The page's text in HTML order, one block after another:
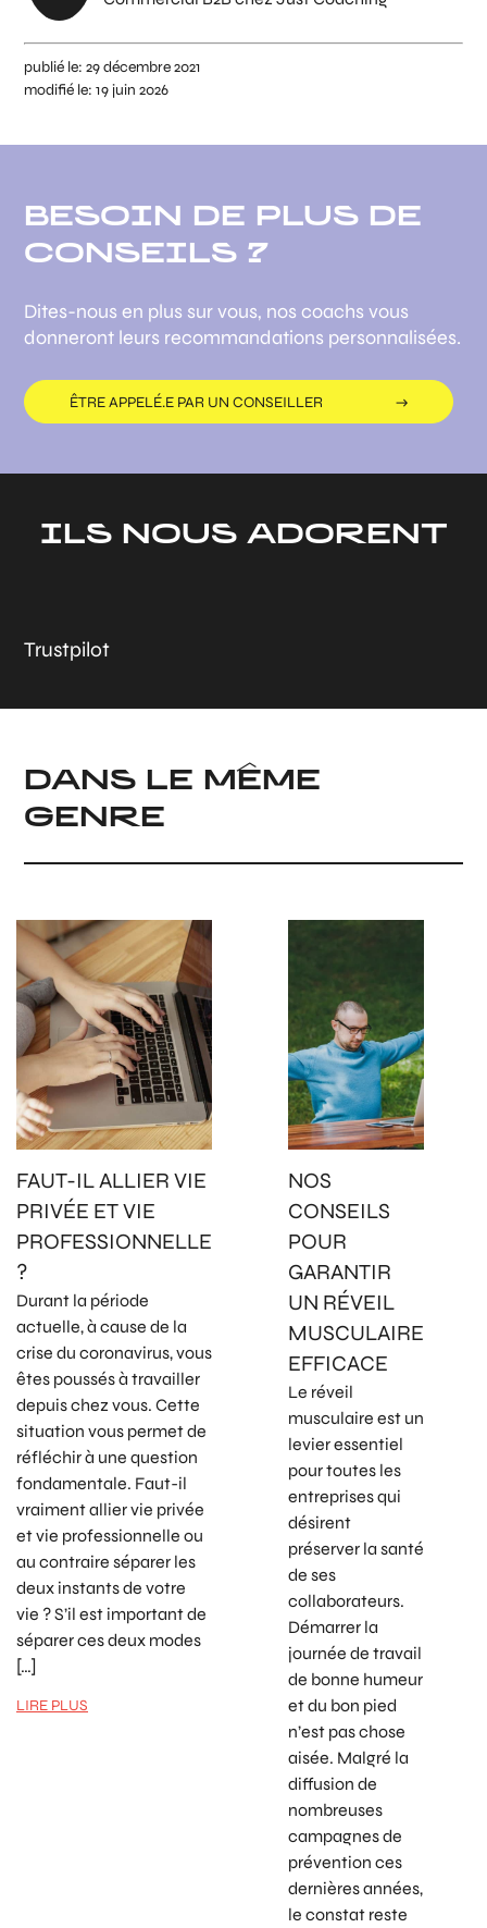
publié le:29 décembre 2021
modifié le:19 juin 2026
BESOIN DE PLUS DE
CONSEILS ?
Dites-nous en plus sur vous, nos coachs vous
donneront leurs recommandations personnalisées.
ÊTRE APPELÉ.E PAR UN CONSEILLER
ILS NOUS ADORENT
Trustpilot
DANS LE MÊME
GENRE
FAUT-IL ALLIER VIE
PRIVÉE ET VIE
PROFESSIONNELLE
?
Durant la période
actuelle, à cause de la
crise du coronavirus, vous
êtes poussés à travailler
depuis chez vous. Cette
situation vous permet de
réfléchir à une question
fondamentale. Faut-il
vraiment allier vie privée
et vie professionnelle ou
au contraire séparer les
deux instants de votre
vie ? S’il est important de
séparer ces deux modes
[…]
LIRE PLUS
NOS
CONSEILS
POUR
GARANTIR
UN RÉVEIL
MUSCULAIRE
EFFICACE
Le réveil
musculaire est un
levier essentiel
pour toutes les
entreprises qui
désirent
préserver la santé
de ses
collaborateurs.
Démarrer la
journée de travail
de bonne humeur
et du bon pied
n’est pas chose
aisée. Malgré la
diffusion de
nombreuses
campagnes de
prévention ces
dernières années,
le constat reste